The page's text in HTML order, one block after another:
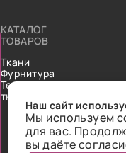
КАТАЛОГ
ТОВАРОВ
Ткани
Фурнитура
Технические
ткани
Наш сайт
Мы используем
для вас.
вы даёте